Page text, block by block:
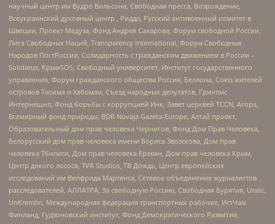
научный центр им Вудро Вильсона, Свободная пресса, Возрождение,
Всеукраинский духовный центр , Риддл, Русский антивоенный комитет в
Швеции, Проект Медуза, Фонд Андрея Сахарова, Форум свободной России,
Лига Свободных Наций, Transparеncy International, Форум Свободных
Народов ПостРоссии, Солидарность с гражданским движением в России –
Solidarus, КрымSOS, Свободный университет, Институт государственного
управления, Форум гражданского общества Россия, Беллона, Союз жителей
островов Тисима и Хабомаи, Съезд народных депутатов, Гринпис
Интернешнл, Фонд борьбы с коррупцией Инк, Завет церквей TCCN, Агора,
Всемирный фонд природы, BDR Novaja Gazeta-Europe, Алтай проект,
Образовательный дом прав человека Чернигов, Фонд Дом Прав Человека,
Белорусский дом прав человека имени Бориса Звозскова, Дом прав
человека Тбилиси, Дом прав человека Ереван, Дом прав человека Крым,
Центр дикого лосося, TVR Studios, ТВ Дождь, Центр европейских
исследований им Вилфрида Мартенса, Сетевое объединение журналистов
расследователей, АЛЛАТРА, За свободную Россию, Свободная Бурятия, Uralic,
UnKremlin, Международная федерация транспортных рабочих, ИстЧам
Финланд, Гудзоновский институт, Фонд Демократического Развития,